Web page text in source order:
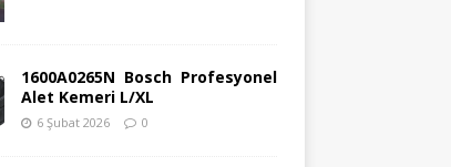
1600A0265N Bosch Profesyonel
Alet Kemeri L/XL
6 Şubat 2026 0